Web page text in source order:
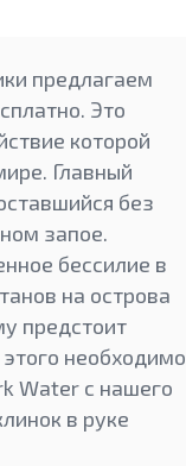
предлагаем
Это
которой
Главный
без
запое.
бессилие в
на острова
предстоит
необходимо
Water с нашего
в руке